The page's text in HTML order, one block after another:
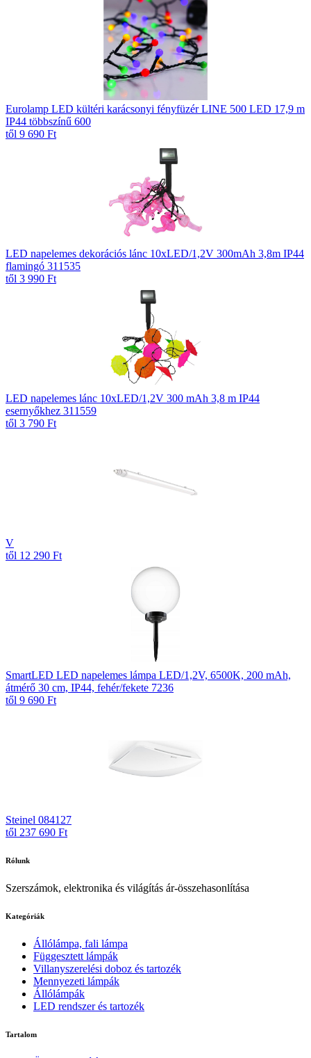
Eurolamp LED kültéri karácsonyi fényfüzér LINE 500 LED 17,9 m
IP44 többszínű 600
től 9 690 Ft
LED napelemes dekorációs lánc 10xLED/1,2V 300mAh 3,8m IP44
flamingó 311535
től 3 990 Ft
LED napelemes lánc 10xLED/1,2V 300 mAh 3,8 m IP44
esernyőkhez 311559
től 3 790 Ft
V
től 12 290 Ft
SmartLED LED napelemes lámpa LED/1,2V, 6500K, 200 mAh,
átmérő 30 cm, IP44, fehér/fekete 7236
től 9 690 Ft
Steinel 084127
től 237 690 Ft
Rólunk
Szerszámok, elektronika és világítás ár-összehasonlítása
Kategóriák
Állólámpa, fali lámpa
Függesztett lámpák
Villanyszerelési doboz és tartozék
Mennyezeti lámpák
Állólámpák
LED rendszer és tartozék
Tartalom